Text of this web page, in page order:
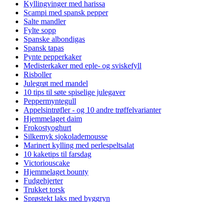
Kyllingvinger med harissa
Scampi med spansk pepper
Salte mandler
Fylte sopp
Spanske albondigas
Spansk tapas
Pynte pepperkaker
Medisterkaker med eple- og sviskefyll
Risboller
Julegrøt med mandel
10 tips til søte spiselige julegaver
Peppermyntegull
Appelsintrøfler - og 10 andre trøffelvarianter
Hjemmelaget daim
Frokostyoghurt
Silkemyk sjokolademousse
Marinert kylling med perlespeltsalat
10 kaketips til farsdag
Victoriouscake
Hjemmelaget bounty
Fudgehjerter
Trukket torsk
Sprøstekt laks med byggryn